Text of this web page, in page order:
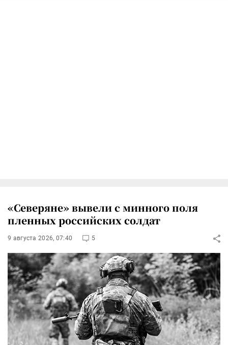
«Северяне» вывели с минного поля
пленных российских солдат
9 августа 2026, 07:40 5